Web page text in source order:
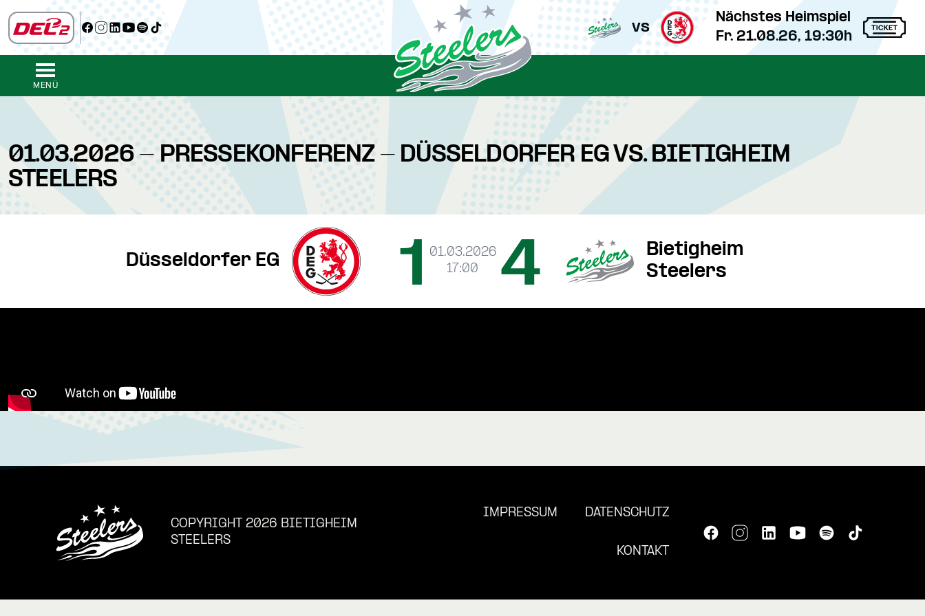
vs
Nächstes Heimspiel
Fr. 21.08.26, 19:30h
MENÜ
01.03.2026 - PRESSEKONFERENZ - DÜSSELDORFER EG VS. BIETIGHEIM
STEELERS
Düsseldorfer EG 1
01.03.2026
17:00
Bietigheim
Steelers
4
COPYRIGHT 2026 BIETIGHEIM
STEELERS
IMPRESSUM DATENSCHUTZ
KONTAKT